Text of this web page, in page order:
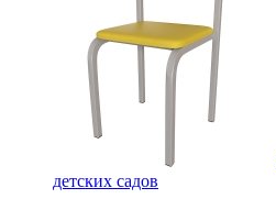
детских садов